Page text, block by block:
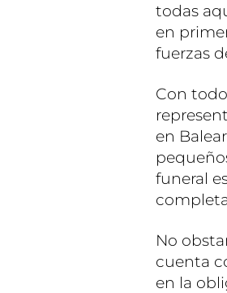
todas
en
fuerzas
Con
en
funeral
No
cuenta
en la